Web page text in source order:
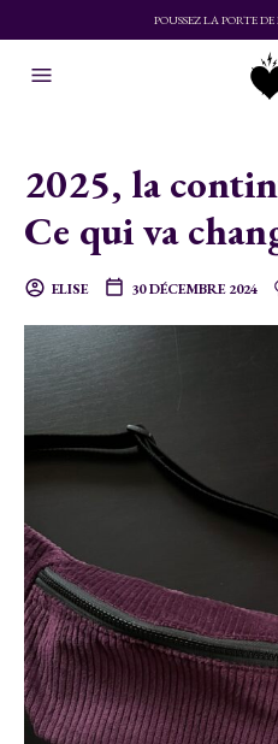
POUSSEZ LA PORTE
2025, la
Ce qui va
ELISE 30 DÉCEMBRE 2024